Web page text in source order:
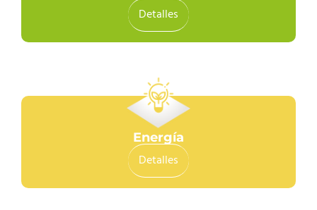
Detalles
Energía
Detalles